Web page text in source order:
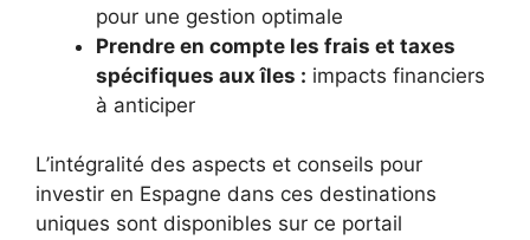
pour une gestion optimale
Prendre en compte les frais et taxes
spécifiques aux îles : impacts financiers
à anticiper
L’intégralité des aspects et conseils pour
investir en Espagne dans ces destinations
uniques sont disponibles sur ce portail